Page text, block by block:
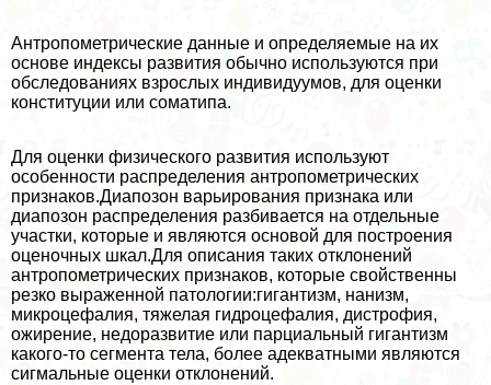
Антропометрические данные и определяемые на их
основе индексы развития обычно используются при
обследованиях взрослых индивидуумов, для оценки
конституции или соматипа.
Для оценки физического развития используют
особенности распределения антропометрических
признаков.Диапозон варьирования признака или
диапозон распределения разбивается на отдельные
участки, которые и являются основой для построения
оценочных шкал.Для описания таких отклонений
антропометрических признаков, которые свойственны
резко выраженной патологии:гигантизм, нанизм,
микроцефалия, тяжелая гидроцефалия, дистрофия,
ожирение, недоразвитие или парциальный гигантизм
какого-то сегмента тела, более адекватными являются
сигмальные оценки отклонений.